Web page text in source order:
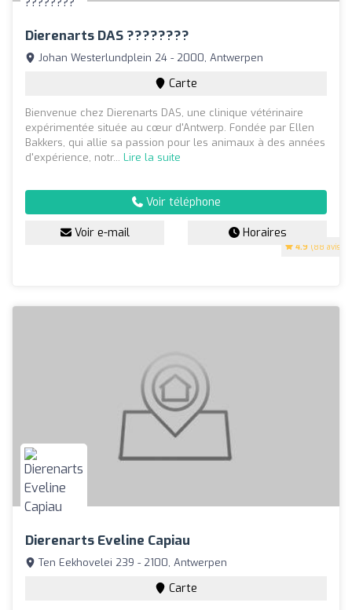
Dierenarts DAS ????????
4.9 (88 avis)
Johan Westerlundplein 24 - 2000, Antwerpen
Carte
Bienvenue chez Dierenarts DAS, une clinique vétérinaire
expérimentée située au cœur d'Antwerp. Fondée par Ellen
Bakkers, qui allie sa passion pour les animaux à des années
d'expérience, notr... Lire la suite
Voir téléphone
Voir e-mail Horaires
Dierenarts Eveline Capiau
Ten Eekhovelei 239 - 2100, Antwerpen
Carte